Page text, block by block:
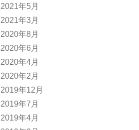
2021年5月
2021年3月
2020年8月
2020年6月
2020年4月
2020年2月
2019年12月
2019年7月
2019年4月